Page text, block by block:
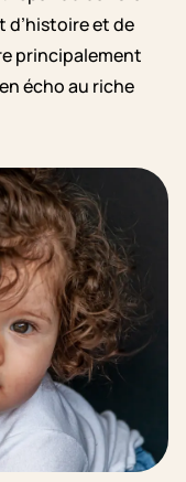
d’histoire et de
principalement
écho au riche